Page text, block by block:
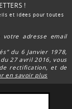
!
et idées pour toutes
votre adresse email
du 6 Janvier 1978,
27 avril 2016, vous
rectification, et de
en savoir plus